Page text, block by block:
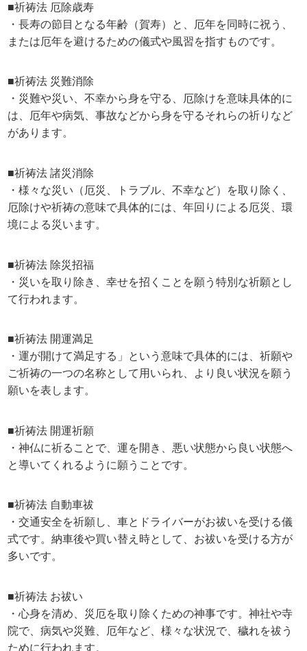
■祈祷法 厄除歳寿
・長寿の節目となる年齢（賀寿）と、厄年を同時に祝う、
または厄年を避けるための儀式や風習を指すものです。
■祈祷法 災難消除
・災難や災い、不幸から身を守る、厄除けを意味具体的に
は、厄年や病気、事故などから身を守るそれらの祈りなど
があります。
■祈祷法 諸災消除
・様々な災い（厄災、トラブル、不幸など）を取り除く、
厄除けや祈祷の意味で具体的には、年回りによる厄災、環
境による災います。
■祈祷法 除災招福
・災いを取り除き、幸せを招くことを願う特別な祈願とし
て行われます。
■祈祷法 開運満足
・運が開けて満足する」という意味で具体的には、祈願や
ご祈祷の一つの名称として用いられ、より良い状況を願う
願いを表します。
■祈祷法 開運祈願
・神仏に祈ることで、運を開き、悪い状態から良い状態へ
と導いてくれるように願うことです。
■祈祷法 自動車祓
・交通安全を祈願し、車とドライバーがお祓いを受ける儀
式です。納車後や買い替え時として、お祓いを受ける方が
多いです。
■祈祷法 お祓い
・心身を清め、災厄を取り除くための神事です。神社や寺
院で、病気や災難、厄年など、様々な状況で、穢れを祓う
ために行われます。